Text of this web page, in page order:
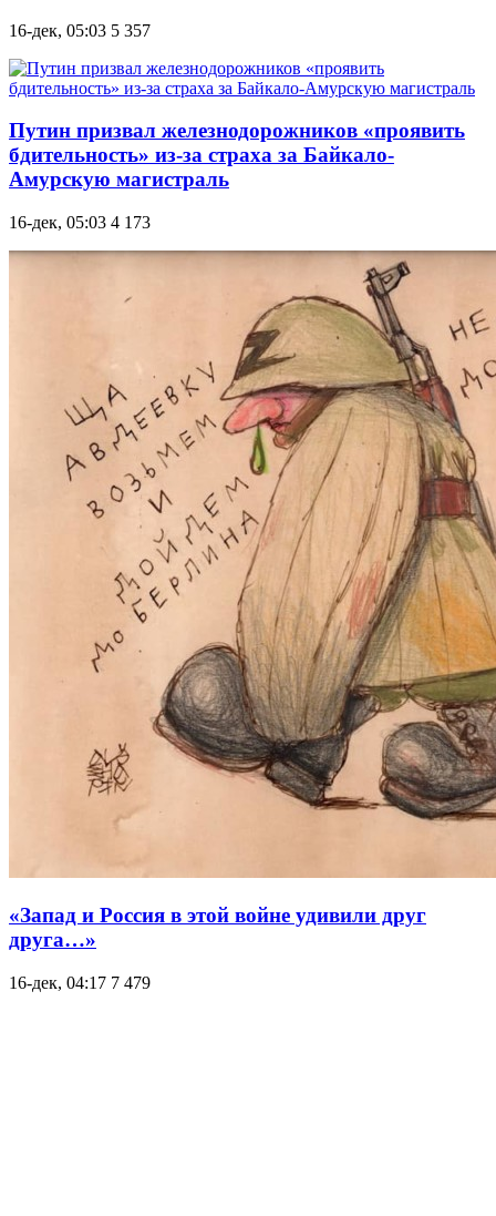
16-дек, 05:03 5 357
Путин призвал железнодорожников «проявить
бдительность» из-за страха за Байкало-
Амурскую магистраль
16-дек, 05:03 4 173
«Запад и Россия в этой войне удивили друг
друга…»
16-дек, 04:17 7 479